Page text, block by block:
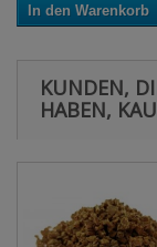
In den Warenkorb
KUNDEN,
HABEN,